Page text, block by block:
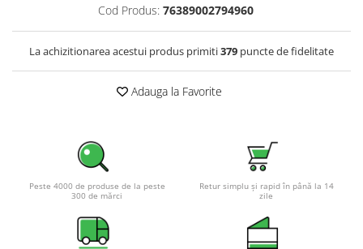
Sisteme de Stocare Comerciale
Sisteme fotovoltaice complete
Sisteme fotovoltaice profesionale
Pachete sisteme fotovoltaice
Statii de incarcare vehicule
Statii de incarcare
Cod Produs: 76389002794960
La achizitionarea acestui produs primiti379 puncte de fidelitate
Adauga la Favorite
Peste 4000 de produse de la peste
300 de mărci
Retur simplu și rapid în până la 14
zile